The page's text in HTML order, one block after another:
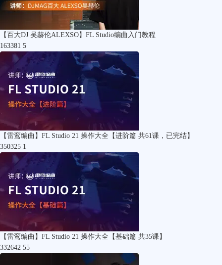
【百大DJ 吴赫伦ALEXSO】FL Studio编曲入门教程
163381 5
【雷鸾编曲】FL Studio 21 操作大全【进阶篇 共61课，已完结】
350325 1
【雷鸾编曲】FL Studio 21 操作大全【基础篇 共35课】
332642 55